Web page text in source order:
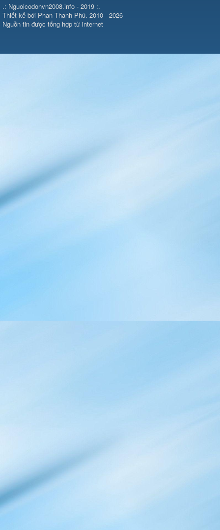
.: Nguoicodonvn2008.info - 2019 :.
Thiết kế bởi Phan Thanh Phú. 2010 - 2026
Nguồn tin được tổng hợp từ internet